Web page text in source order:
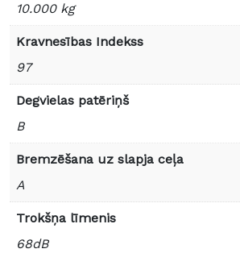
10.000 kg
Kravnesības Indekss
97
Degvielas patēriņš
B
Bremzēšana uz slapja ceļa
A
Trokšņa līmenis
68dB